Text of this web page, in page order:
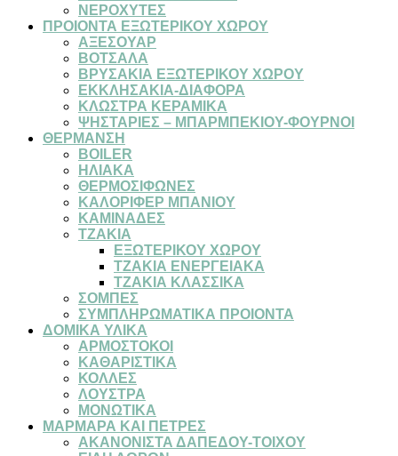
ΝΕΡΟΧΥΤΕΣ
ΠΡΟΙΟΝΤΑ ΕΞΩΤΕΡΙΚΟΥ ΧΩΡΟΥ
ΑΞΕΣΟΥΑΡ
ΒΟΤΣΑΛΑ
ΒΡΥΣΑΚΙΑ ΕΞΩΤΕΡΙΚΟΥ ΧΩΡΟΥ
ΕΚΚΛΗΣΑΚΙΑ-ΔΙΑΦΟΡΑ
ΚΛΩΣΤΡΑ ΚΕΡΑΜΙΚΑ
ΨΗΣΤΑΡΙΕΣ – ΜΠΑΡΜΠΕΚΙΟΥ-ΦΟΥΡΝΟΙ
ΘΕΡΜΑΝΣΗ
BOILER
ΗΛΙΑΚΑ
ΘΕΡΜΟΣΙΦΩΝΕΣ
ΚΑΛΟΡΙΦΕΡ ΜΠΑΝΙΟΥ
ΚΑΜΙΝΑΔΕΣ
ΤΖΑΚΙΑ
ΕΞΩΤΕΡΙΚΟΥ ΧΩΡΟΥ
ΤΖΑΚΙΑ ΕΝΕΡΓΕΙΑΚΑ
ΤΖΑΚΙΑ ΚΛΑΣΣΙΚΑ
ΣΟΜΠΕΣ
ΣΥΜΠΛΗΡΩΜΑΤΙΚΑ ΠΡΟΙΟΝΤΑ
ΔΟΜΙΚΑ ΥΛΙΚΑ
ΑΡΜΟΣΤΟΚΟΙ
ΚΑΘΑΡΙΣΤΙΚΑ
ΚΟΛΛΕΣ
ΛΟΥΣΤΡΑ
ΜΟΝΩΤΙΚΑ
ΜΑΡΜΑΡΑ ΚΑΙ ΠΕΤΡΕΣ
ΑΚΑΝΟΝΙΣΤΑ ΔΑΠΕΔΟΥ-ΤΟΙΧΟΥ